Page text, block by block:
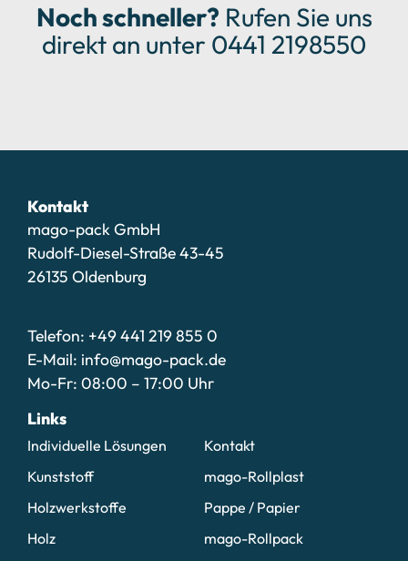
Noch schneller? Rufen Sie uns
direkt an unter 0441 2198550
Kontakt
mago-pack GmbH
Rudolf-Diesel-Straße 43-45
26135 Oldenburg
Telefon: +49 441 219 855 0
E-Mail: info@mago-pack.de
Mo-Fr: 08:00 – 17:00 Uhr
Links
Individuelle Lösungen
Kontakt
Kunststoff
mago-Rollplast
Holzwerkstoffe
Pappe / Papier
Holz
mago-Rollpack